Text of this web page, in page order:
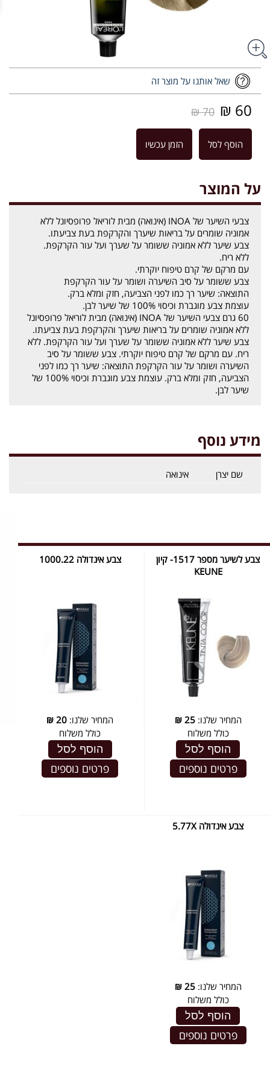
שאל אותנו על מוצר זה
60 ₪
70 ₪
הוסף לסל הזמן עכשיו
על המוצר
צבעי השיער של INOA (אינואה) מבית לוריאל פרופסיונל ללא
אמוניה שומרים על בריאות שיערך והקרקפת בעת צביעתו.
צבע שיער ללא אמוניה ששומר על שערך ועל עור הקרקפת.
ללא ריח.
עם מרקם של קרם טיפוח יוקרתי.
צבע ששומר על סיב השיערה ושומר על עור הקרקפת
התוצאה: שיער רך כמו לפני הצביעה, חזק ומלא ברק.
עוצמת צבע מוגברת וכיסוי 100% של שיער לבן.
60 גרם צבעי השיער של INOA (אינואה) מבית לוריאל פרופסיונל
ללא אמוניה שומרים על בריאות שיערך והקרקפת בעת צביעתו.
צבע שיער ללא אמוניה ששומר על שערך ועל עור הקרקפת. ללא
ריח. עם מרקם של קרם טיפוח יוקרתי. צבע ששומר על סיב
השיערה ושומר על עור הקרקפת התוצאה: שיער רך כמו לפני
הצביעה, חזק ומלא ברק. עוצמת צבע מוגברת וכיסוי 100% של
שיער לבן.
מידע נוסף
שם יצרן אינואה
צבע לשיער מספר 1517- קיון
KEUNE
המחיר שלנו:25
₪
כולל משלוח
הוסף לסל
פרטים נוספים
צבע אינדולה 1000.22
המחיר שלנו: 20
₪
כולל משלוח
הוסף לסל
פרטים נוספים
צבע אינדולה 5.77X
המחיר שלנו:25
₪
כולל משלוח
הוסף לסל
פרטים נוספים